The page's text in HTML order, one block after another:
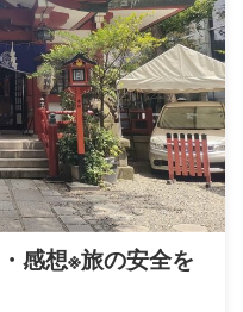
感想※旅の安全を